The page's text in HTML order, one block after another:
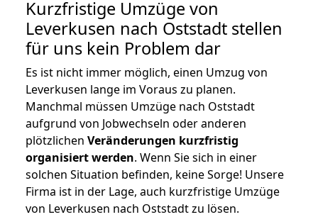
Kurzfristige Umzüge von
Leverkusen nach Oststadt stellen
für uns kein Problem dar
Es ist nicht immer möglich, einen Umzug von
Leverkusen lange im Voraus zu planen.
Manchmal müssen Umzüge nach Oststadt
aufgrund von Jobwechseln oder anderen
plötzlichen Veränderungen kurzfristig
organisiert werden. Wenn Sie sich in einer
solchen Situation befinden, keine Sorge! Unsere
Firma ist in der Lage, auch kurzfristige Umzüge
von Leverkusen nach Oststadt zu lösen.